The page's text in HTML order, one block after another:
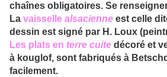
chaînes obligatoires. Se
La vaisselle alsacienne est celle
dessin est signé par H. Loux
Les plats en terre cuite décoré et
à kouglof, sont fabriqués à
facilement.